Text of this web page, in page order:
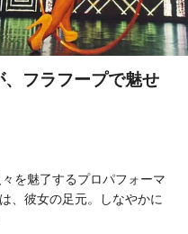
フラフープで魅せ
を魅了するプロパフォーマ
、彼女の足元。しなやかに